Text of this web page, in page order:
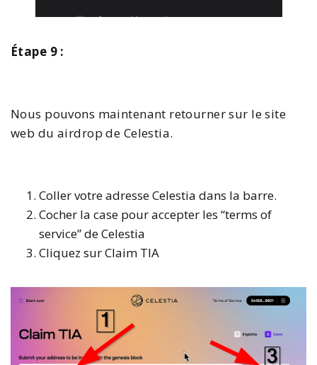
Étape 9 :
Nous pouvons maintenant retourner sur le site
web du airdrop de Celestia.
Coller votre adresse Celestia dans la barre.
Cocher la case pour accepter les “terms of
service” de Celestia
Cliquez sur Claim TIA